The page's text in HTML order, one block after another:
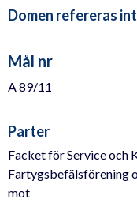
Domen refereras
Mål nr
A 89/11
Parter
Facket för Service och
Fartygsbefälsförening
mot